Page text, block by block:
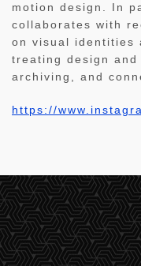
motion design. In
collaborates with
on visual identities
treating design
archiving, and
https://